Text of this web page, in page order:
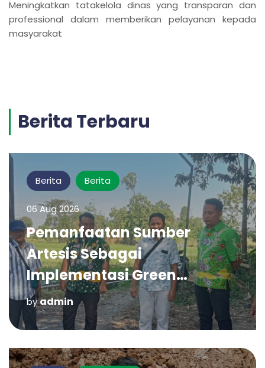
Meningkatkan tatakelola dinas yang transparan dan
professional dalam memberikan pelayanan kepada
masyarakat
Berita Terbaru
Berita Berita
06 Aug 2026
Pemanfaatan Sumber
Artesis Sebagai
Implementasi Green
Economy di Desa
Pandanrejo
byadmin